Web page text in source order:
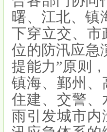
曙、江北、镇
下穿立交、市
位的防汛应急
提能力”原则
镇海、鄞州、
住建、交警、
雨引发城市内